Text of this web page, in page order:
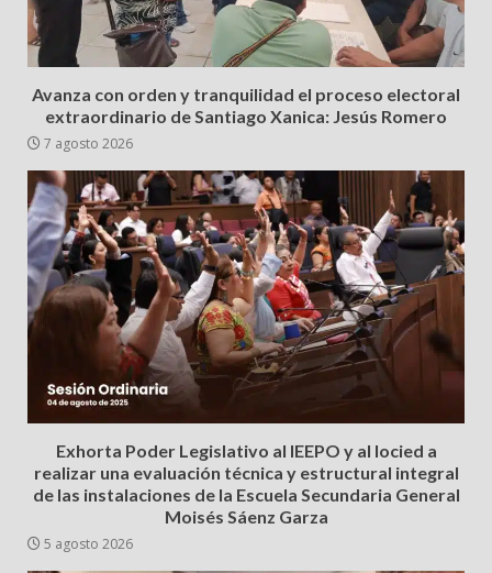
Avanza con orden y tranquilidad el proceso electoral
extraordinario de Santiago Xanica: Jesús Romero
7 agosto 2026
Exhorta Poder Legislativo al IEEPO y al Iocied a
realizar una evaluación técnica y estructural integral
de las instalaciones de la Escuela Secundaria General
Moisés Sáenz Garza
5 agosto 2026